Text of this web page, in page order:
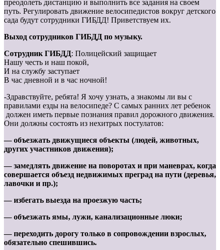
преодолеть дистанцию и выполнить все задания на своем
путь. Регулировать движение велосипедистов вокруг детского
сада будут сотрудники ГИБДД! Приветствуем их.
Выход сотрудников ГИБДД по музыку.
Сотрудник ГИБДД: Полицейский защищает
Нашу честь и наш покой,
И на службу заступает
В час дневной и в час ночной!
-Здравствуйте, ребята! Я хочу узнать, а знакомы ли вы с
правилами езды на велосипеде? С самых ранних лет ребенок
должен иметь первые познания правил дорожного движения.
Они должны состоять из нехитрых постулатов:
— объезжать движущиеся объекты (людей, животных,
других участников движения);
— замедлять движение на поворотах и при маневрах, когда
совершается объезд недвижимых преград на пути (деревья,
лавочки и пр.);
— избегать выезда на проезжую часть;
— объезжать ямы, лужи, канализационные люки;
— переходить дорогу только в сопровождении взрослых,
обязательно спешившись.